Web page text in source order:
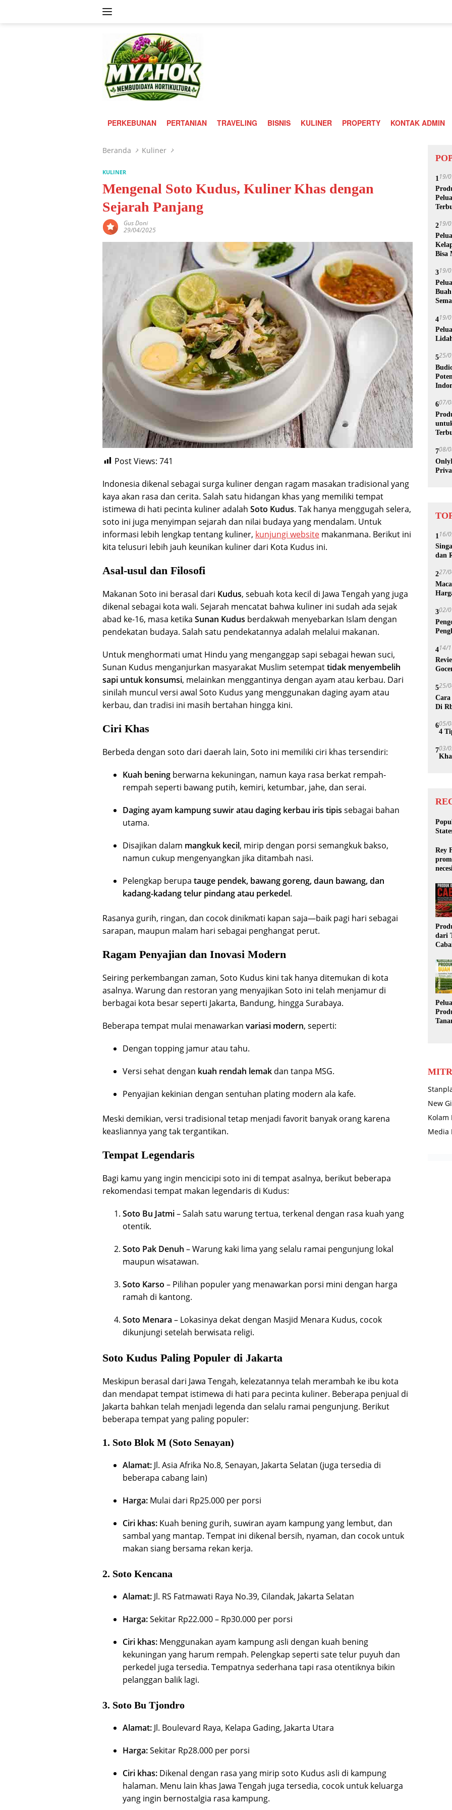
PERKEBUNAN PERTANIAN TRAVELING BISNIS KULINER PROPERTY KONTAK ADMIN
Beranda Kuliner
KULINER
Mengenal Soto Kudus, Kuliner Khas dengan
Sejarah Panjang
Gus Doni
29/04/2025
Post Views: 741
Indonesia dikenal sebagai surga kuliner dengan ragam masakan tradisional yang
kaya akan rasa dan cerita. Salah satu hidangan khas yang memiliki tempat
istimewa di hati pecinta kuliner adalah Soto Kudus. Tak hanya menggugah selera,
soto ini juga menyimpan sejarah dan nilai budaya yang mendalam. Untuk
informasi lebih lengkap tentang kuliner, kunjungi website makanmana. Berikut ini
kita telusuri lebih jauh keunikan kuliner dari Kota Kudus ini.
Asal-usul dan Filosofi
Makanan Soto ini berasal dari Kudus, sebuah kota kecil di Jawa Tengah yang juga
dikenal sebagai kota wali. Sejarah mencatat bahwa kuliner ini sudah ada sejak
abad ke-16, masa ketika Sunan Kudus berdakwah menyebarkan Islam dengan
pendekatan budaya. Salah satu pendekatannya adalah melalui makanan.
Untuk menghormati umat Hindu yang menganggap sapi sebagai hewan suci,
Sunan Kudus menganjurkan masyarakat Muslim setempattidak menyembelih
sapi untuk konsumsi, melainkan menggantinya dengan ayam atau kerbau. Dari
sinilah muncul versi awal Soto Kudus yang menggunakan daging ayam atau
kerbau, dan tradisi ini masih bertahan hingga kini.
Ciri Khas
Berbeda dengan soto dari daerah lain, Soto ini memiliki ciri khas tersendiri:
Kuah bening berwarna kekuningan, namun kaya rasa berkat rempah-
rempah seperti bawang putih, kemiri, ketumbar, jahe, dan serai.
Daging ayam kampung suwir atau daging kerbau iris tipis sebagai bahan
utama.
Disajikan dalam mangkuk kecil, mirip dengan porsi semangkuk bakso,
namun cukup mengenyangkan jika ditambah nasi.
Pelengkap berupa tauge pendek, bawang goreng, daun bawang, dan
kadang-kadang telur pindang atau perkedel.
Rasanya gurih, ringan, dan cocok dinikmati kapan saja—baik pagi hari sebagai
sarapan, maupun malam hari sebagai penghangat perut.
Ragam Penyajian dan Inovasi Modern
Seiring perkembangan zaman, Soto Kudus kini tak hanya ditemukan di kota
asalnya. Warung dan restoran yang menyajikan Soto ini telah menjamur di
berbagai kota besar seperti Jakarta, Bandung, hingga Surabaya.
Beberapa tempat mulai menawarkan variasi modern, seperti:
Dengan topping jamur atau tahu.
Versi sehat dengan kuah rendah lemak dan tanpa MSG.
Penyajian kekinian dengan sentuhan plating modern ala kafe.
Meski demikian, versi tradisional tetap menjadi favorit banyak orang karena
keasliannya yang tak tergantikan.
Tempat Legendaris
Bagi kamu yang ingin mencicipi soto ini di tempat asalnya, berikut beberapa
rekomendasi tempat makan legendaris di Kudus:
Soto Bu Jatmi– Salah satu warung tertua, terkenal dengan rasa kuah yang
otentik.
Soto Pak Denuh – Warung kaki lima yang selalu ramai pengunjung lokal
maupun wisatawan.
Soto Karso – Pilihan populer yang menawarkan porsi mini dengan harga
ramah di kantong.
Soto Menara – Lokasinya dekat dengan Masjid Menara Kudus, cocok
dikunjungi setelah berwisata religi.
Soto Kudus Paling Populer di Jakarta
Meskipun berasal dari Jawa Tengah, kelezatannya telah merambah ke ibu kota
dan mendapat tempat istimewa di hati para pecinta kuliner. Beberapa penjual di
Jakarta bahkan telah menjadi legenda dan selalu ramai pengunjung. Berikut
beberapa tempat yang paling populer:
1. Soto Blok M (Soto Senayan)
Alamat: Jl. Asia Afrika No.8, Senayan, Jakarta Selatan (juga tersedia di
beberapa cabang lain)
Harga: Mulai dari Rp25.000 per porsi
Ciri khas: Kuah bening gurih, suwiran ayam kampung yang lembut, dan
sambal yang mantap. Tempat ini dikenal bersih, nyaman, dan cocok untuk
makan siang bersama rekan kerja.
2. Soto Kencana
Alamat: Jl. RS Fatmawati Raya No.39, Cilandak, Jakarta Selatan
Harga:Sekitar Rp22.000 – Rp30.000 per porsi
Ciri khas: Menggunakan ayam kampung asli dengan kuah bening
kekuningan yang harum rempah. Pelengkap seperti sate telur puyuh dan
perkedel juga tersedia. Tempatnya sederhana tapi rasa otentiknya bikin
pelanggan balik lagi.
3. Soto Bu Tjondro
Alamat: Jl. Boulevard Raya, Kelapa Gading, Jakarta Utara
Harga:Sekitar Rp28.000 per porsi
Ciri khas: Dikenal dengan rasa yang mirip soto Kudus asli di kampung
halaman. Menu lain khas Jawa Tengah juga tersedia, cocok untuk keluarga
yang ingin bernostalgia rasa kampung.
119/
219/
Bisa
319/
419/
525/
607/
708/
116/
dan
227/
302/
414/
525/
Di
605/
4
703/
Rey
dari
New
Kolam
Media